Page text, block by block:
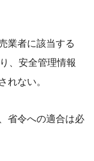
業者に該当する
、安全管理情報
れない。
省令への適合は必